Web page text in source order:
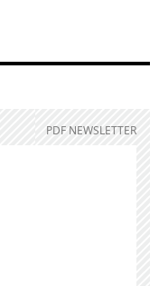
PDF NEWSLETTER